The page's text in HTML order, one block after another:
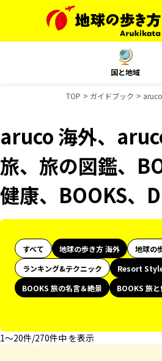
国と地域
TOP ガイドブック
aruco 海外、
旅、旅の図鑑、
健康、BOOKS、
すべて 地球の歩き方 海外 地球の
ランキング&テクニック
Resort
BOOKS 旅の名言＆絶景
BOOKS 旅
1〜20件/270件中 を表示